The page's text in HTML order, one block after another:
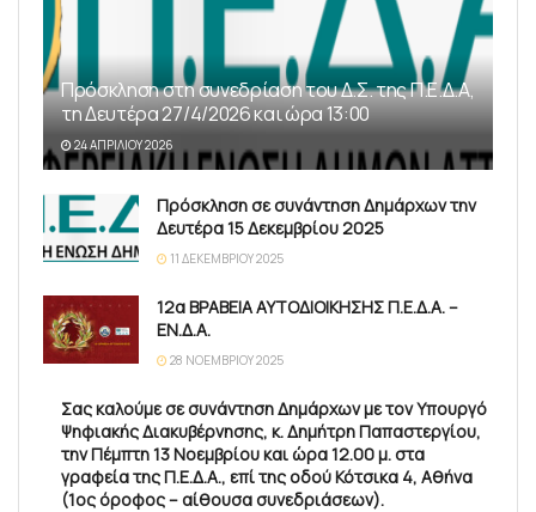
Πρόσκληση στη συνεδρίαση του Δ.Σ. της Π.Ε.Δ.Α,
τη Δευτέρα 27/4/2026 και ώρα 13:00
24 ΑΠΡΙΛΊΟΥ 2026
Πρόσκληση σε συνάντηση Δημάρχων την
Δευτέρα 15 Δεκεμβρίου 2025
11 ΔΕΚΕΜΒΡΊΟΥ 2025
12α ΒΡΑΒΕΙΑ ΑΥΤΟΔΙΟΙΚΗΣΗΣ Π.Ε.Δ.Α. –
ΕΝ.Δ.Α.
28 ΝΟΕΜΒΡΊΟΥ 2025
Σας καλούμε σε συνάντηση Δημάρχων με τον Υπουργό
Ψηφιακής Διακυβέρνησης, κ. Δημήτρη Παπαστεργίου,
την Πέμπτη 13 Νοεμβρίου και ώρα 12.00 μ. στα
γραφεία της Π.Ε.Δ.Α., επί της οδού Κότσικα 4, Αθήνα
(1ος όροφος – αίθουσα συνεδριάσεων).